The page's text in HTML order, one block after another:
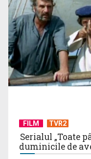
muntenegrene
FILM TVR2
Serialul „Toate
duminicile de